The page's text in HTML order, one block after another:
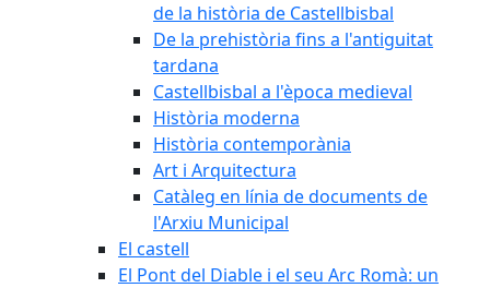
de la història de Castellbisbal
De la prehistòria fins a l'antiguitat
tardana
Castellbisbal a l'època medieval
Història moderna
Història contemporània
Art i Arquitectura
Catàleg en línia de documents de
l'Arxiu Municipal
El castell
El Pont del Diable i el seu Arc Romà: un